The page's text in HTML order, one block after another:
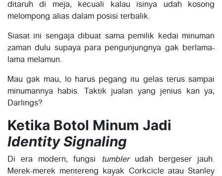
ditaruh di meja, kecuali kalau isinya udah kosong
melompong alias dalam posisi terbalik.
Siasat ini sengaja dibuat sama pemilik kedai minuman
zaman dulu supaya para pengunjungnya gak berlama-
lama melamun.
Mau gak mau, lo harus pegang itu gelas terus sampai
minumannya habis. Taktik jualan yang jenius kan ya,
Darlings?
Ketika Botol Minum Jadi
Identity Signaling
Di era modern, fungsi tumblerudah bergeser jauh.
Merek-merek mentereng kayak Corkcicle atau Stanley